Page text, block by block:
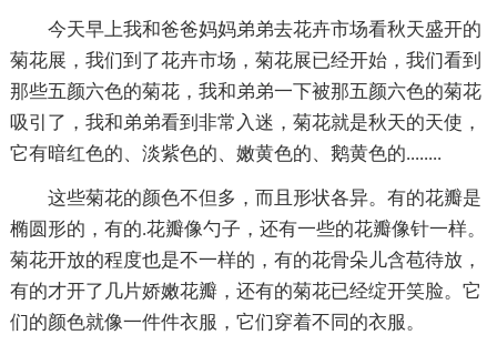
今天早上我和爸爸妈妈弟弟去花卉市场看秋天盛开的
菊花展，我们到了花卉市场，菊花展已经开始，我们看到
那些五颜六色的菊花，我和弟弟一下被那五颜六色的菊花
吸引了，我和弟弟看到非常入迷，菊花就是秋天的天使，
它有暗红色的、淡紫色的、嫩黄色的、鹅黄色的........
这些菊花的颜色不但多，而且形状各异。有的花瓣是
椭圆形的，有的.花瓣像勺子，还有一些的花瓣像针一样。
菊花开放的程度也是不一样的，有的花骨朵儿含苞待放，
有的才开了几片娇嫩花瓣，还有的菊花已经绽开笑脸。它
们的颜色就像一件件衣服，它们穿着不同的衣服。